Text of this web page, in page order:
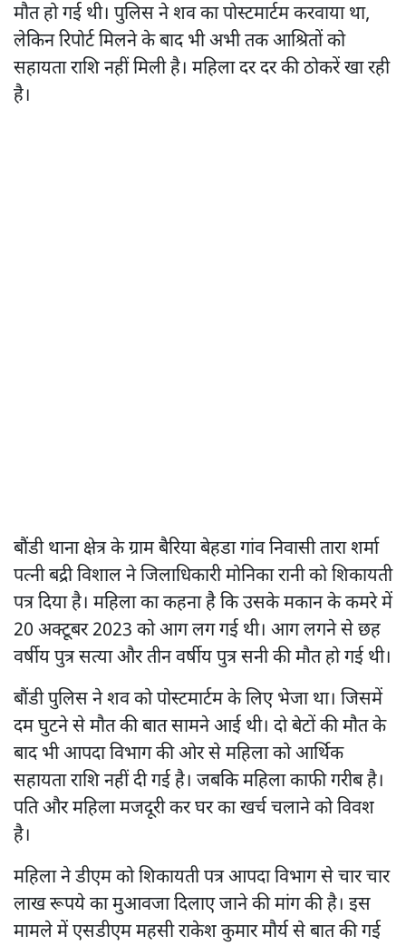
मौत हो गई थी। पुलिस ने शव का पोस्टमार्टम करवाया था,
लेकिन रिपोर्ट मिलने के बाद भी अभी तक आश्रितों को
सहायता राशि नहीं मिली है। महिला दर दर की ठोकरें खा रही
है।
बौंडी थाना क्षेत्र के ग्राम बैरिया बेहडा गांव निवासी तारा शर्मा
पत्नी बद्री विशाल ने जिलाधिकारी मोनिका रानी को शिकायती
पत्र दिया है। महिला का कहना है कि उसके मकान के कमरे में
20 अक्टूबर 2023 को आग लग गई थी। आग लगने से छह
वर्षीय पुत्र सत्या और तीन वर्षीय पुत्र सनी की मौत हो गई थी।
बौंडी पुलिस ने शव को पोस्टमार्टम के लिए भेजा था। जिसमें
दम घुटने से मौत की बात सामने आई थी। दो बेटों की मौत के
बाद भी आपदा विभाग की ओर से महिला को आर्थिक
सहायता राशि नहीं दी गई है। जबकि महिला काफी गरीब है।
पति और महिला मजदूरी कर घर का खर्च चलाने को विवश
है।
महिला ने डीएम को शिकायती पत्र आपदा विभाग से चार चार
लाख रूपये का मुआवजा दिलाए जाने की मांग की है। इस
मामले में एसडीएम महसी राकेश कुमार मौर्य से बात की गई